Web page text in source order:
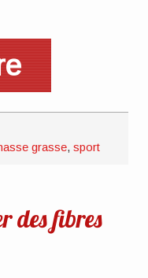
grasse,sport
des fibres